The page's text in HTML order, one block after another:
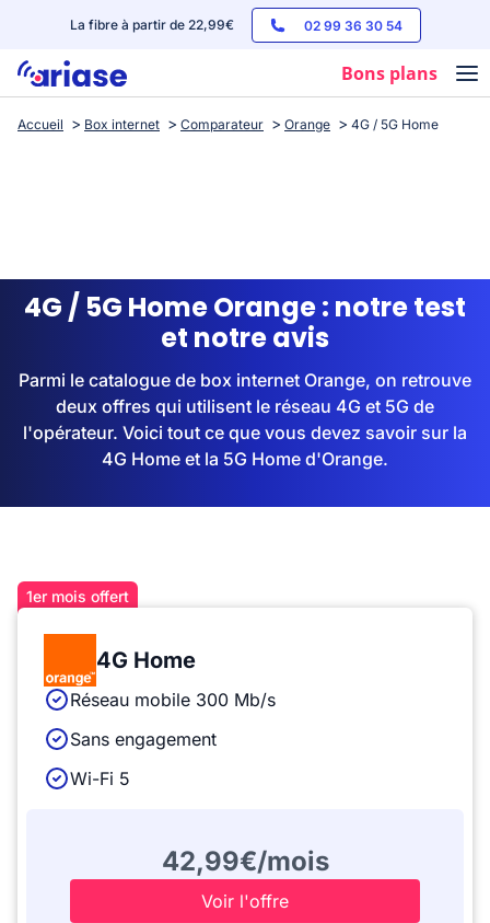
La fibre à partir de 22,99€ 02 99 36 30 54
Bons plans
Box internet
Streaming
Accueil Box internet Comparateur Orange 4G / 5G Home
4G / 5G Home Orange : notre test
et notre avis
Parmi le catalogue de box internet Orange, on retrouve
deux offres qui utilisent le réseau 4G et 5G de
l'opérateur. Voici tout ce que vous devez savoir sur la
4G Home et la 5G Home d'Orange.
1er mois offert
4G Home
Réseau mobile 300 Mb/s
Sans engagement
Wi-Fi 5
42,99€/mois
Voir l'offre